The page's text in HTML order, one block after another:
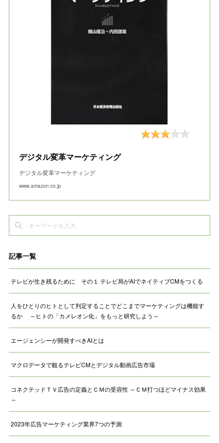
デジタル変革マーケティング
デジタル変革マーケティング
www.amazon.co.jp
記事一覧
テレビが生き残るために その１ テレビ局がAIでネイティブCMをつくる
人をひとりのヒトとして判定することでどこまでマーケティングは機能す
るか ～ヒトの「カメレオン化」をもっと研究しよう～
エージェンシーが開発すべきAIとは
マクロデータで観るテレビCMとデジタル動画広告市場
コネクテッドＴＶ広告の定義とＣＭの受容性 ～ＣＭ打つほどマイナス効果
～
2023年広告マーケティング業界7つの予測